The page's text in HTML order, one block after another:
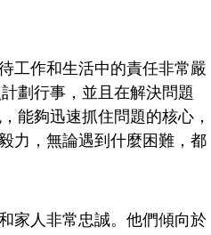
工作和生活中的責任非常嚴
劃行事，並且在解決問題
能夠迅速抓住問題的核心，
力，無論遇到什麼困難，都
家人非常忠誠。他們傾向於